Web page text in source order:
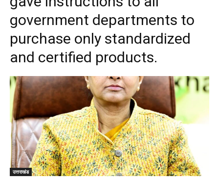
government departments to
purchase only standardized
and certified products.
उत्तराखंड